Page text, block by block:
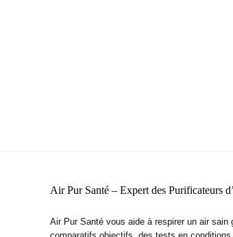
Air Pur Santé – Expert des Purificateurs
Air Pur Santé vous aide à respirer un air sain